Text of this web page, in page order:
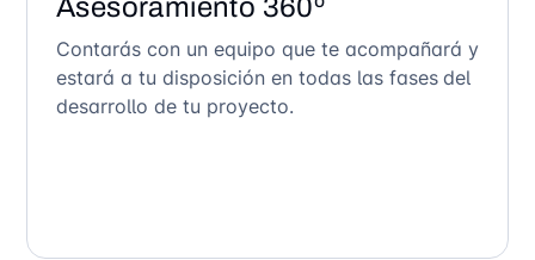
Asesoramiento 360º
Contarás con un equipo que te acompañará y
estará a tu disposición en todas las fases del
desarrollo de tu proyecto.